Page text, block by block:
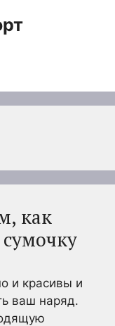
как
и красивы и
ваш наряд.